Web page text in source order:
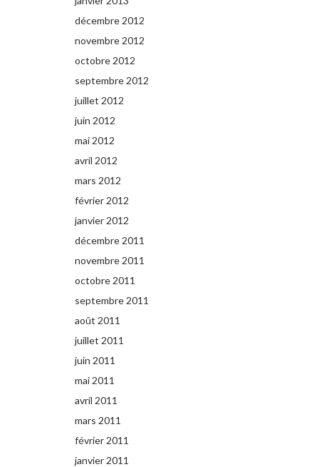
décembre 2012
novembre 2012
octobre 2012
septembre 2012
juillet 2012
juin 2012
mai 2012
avril 2012
mars 2012
février 2012
janvier 2012
décembre 2011
novembre 2011
octobre 2011
septembre 2011
août 2011
juillet 2011
juin 2011
mai 2011
avril 2011
mars 2011
février 2011
janvier 2011